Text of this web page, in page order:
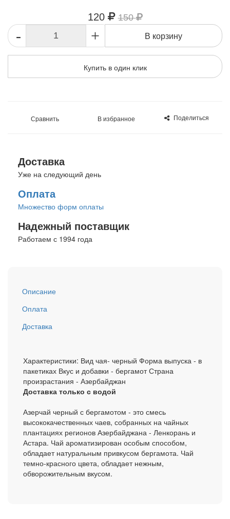
120 150
- + В корзину
Купить в один клик
Сравнить В избранное Поделиться
Доставка
Уже на следующий день
Оплата
Множество форм оплаты
Надежный поставщик
Работаем с 1994 года
Описание
Оплата
Доставка
Характеристики: Вид чая- черный Форма выпуска - в
пакетиках Вкус и добавки - бергамот Страна
произрастания - Азербайджан
Доставка только с водой
Азерчай черный с бергамотом - это смесь
высококачественных чаев, собранных на чайных
плантациях регионов Азербайджана - Ленкорань и
Астара. Чай ароматизирован особым способом,
обладает натуральным привкусом бергамота. Чай
темно-красного цвета, обладает нежным,
обворожительным вкусом.